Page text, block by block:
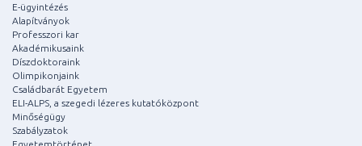
E-ügyintézés
Alapítványok
Professzori kar
Akadémikusaink
Díszdoktoraink
Olimpikonjaink
Családbarát Egyetem
ELI-ALPS, a szegedi lézeres kutatóközpont
Minőségügy
Szabályzatok
Egyetemtörténet